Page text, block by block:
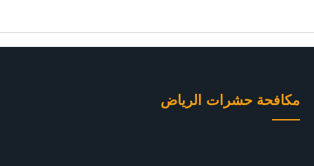
مكافحة حشرات الرياض